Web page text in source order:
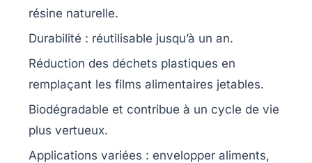
résine naturelle.
Durabilité : réutilisable jusqu’à un an.
Réduction des déchets plastiques en
remplaçant les films alimentaires jetables.
Biodégradable et contribue à un cycle de vie
plus vertueux.
Applications variées : envelopper aliments,